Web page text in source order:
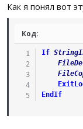
EndFunc
Как я понял вот
Код:
If
EndIf